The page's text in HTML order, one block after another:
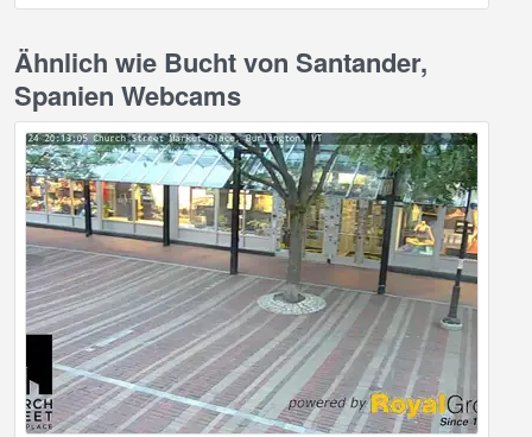
Ähnlich wie Bucht von Santander,
Spanien Webcams